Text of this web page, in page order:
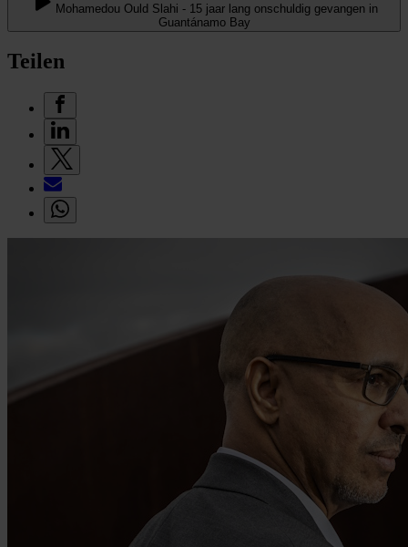
Mohamedou Ould Slahi - 15 jaar lang onschuldig gevangen in
Guantánamo Bay
Teilen